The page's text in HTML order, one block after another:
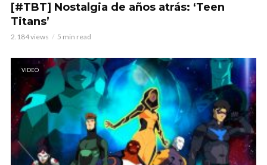
[#TBT] Nostalgia de años atrás: ‘Teen
Titans’
2.184 views 5 min read
VIDEO